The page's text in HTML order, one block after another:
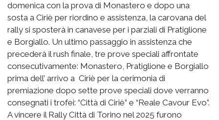
domenica con la prova di Monastero e dopo una
sosta a Ciriè per riordino e assistenza, la carovana del
rally si sposterà in canavese per i parziali di Pratiglione
e Borgiallo. Un ultimo passaggio in assistenza che
precederà il rush finale, tre prove speciali affrontate
consecutivamente: Monastero, Pratiglione e Borgiallo
prima dell’ arrivo a Ciriè per la cerimonia di
premiazione dopo sette prove speciali dove verranno
consegnati i trofei: “Città di Ciriè” e “Reale Cavour Evo”.
A vincere il Rally Città di Torino nel 2025 furono